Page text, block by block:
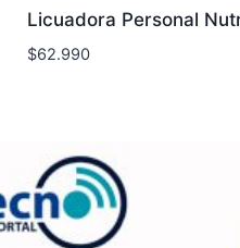
Licuadora Personal
$62.990